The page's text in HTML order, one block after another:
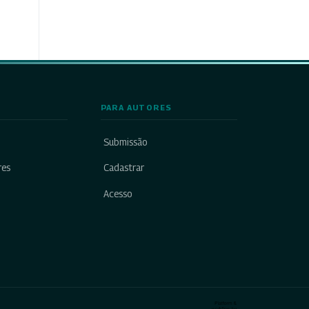
PARA AUTORES
Submissão
Cadastrar
Acesso